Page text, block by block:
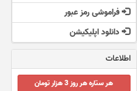
فراموشی رمز عبور
دانلود اپلیکیشن
اطلاعات
هر ستاره هر روز 3 هزار تومان